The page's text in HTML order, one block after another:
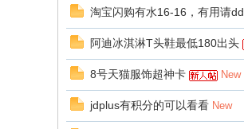
淘宝闪购有水16-16，有用请dd
阿迪冰淇淋T头鞋最低180出头
8号天猫服饰超神卡 New
jdplus有积分的可以看看 New